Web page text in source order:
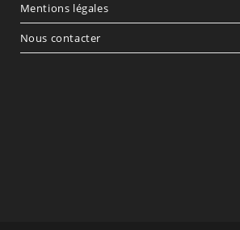
Mentions légales
Nous contacter